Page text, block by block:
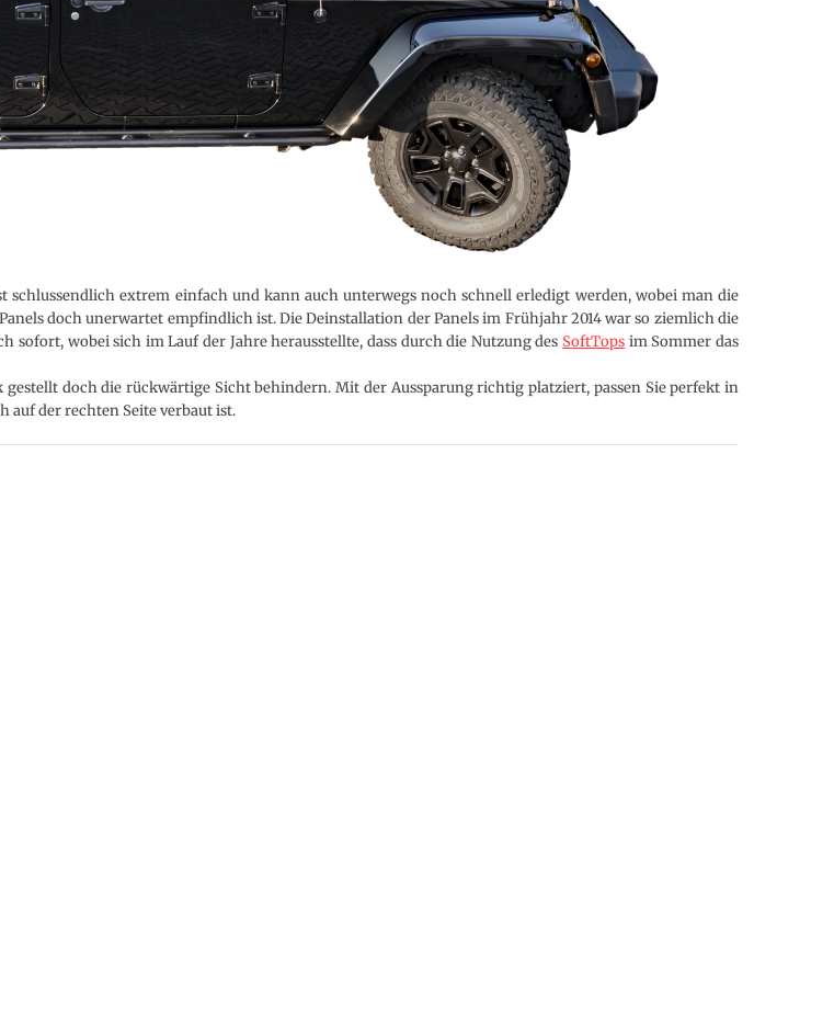
schlussendlich extrem einfach und kann auch unterwegs noch schnell erledigt werden, wobei man die
doch unerwartet empfindlich ist. Die Deinstallation der Panels im Frühjahr 2014 war so ziemlich die
wobei sich im Lauf der Jahre herausstellte, dass durch die Nutzung des SoftTops im Sommer das
doch die rückwärtige Sicht behindern. Mit der Aussparung richtig platziert, passen Sie perfekt in
auf der rechten Seite verbaut ist.